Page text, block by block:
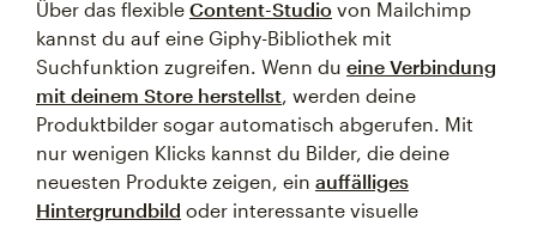
Über das flexible Content-Studio von Mailchimp
kannst du auf eine Giphy-Bibliothek mit
Suchfunktion zugreifen. Wenn du eine Verbindung
mit deinem Store herstellst, werden deine
Produktbilder sogar automatisch abgerufen. Mit
nur wenigen Klicks kannst du Bilder, die deine
neuesten Produkte zeigen, ein auffälliges
Hintergrundbild oder interessante visuelle